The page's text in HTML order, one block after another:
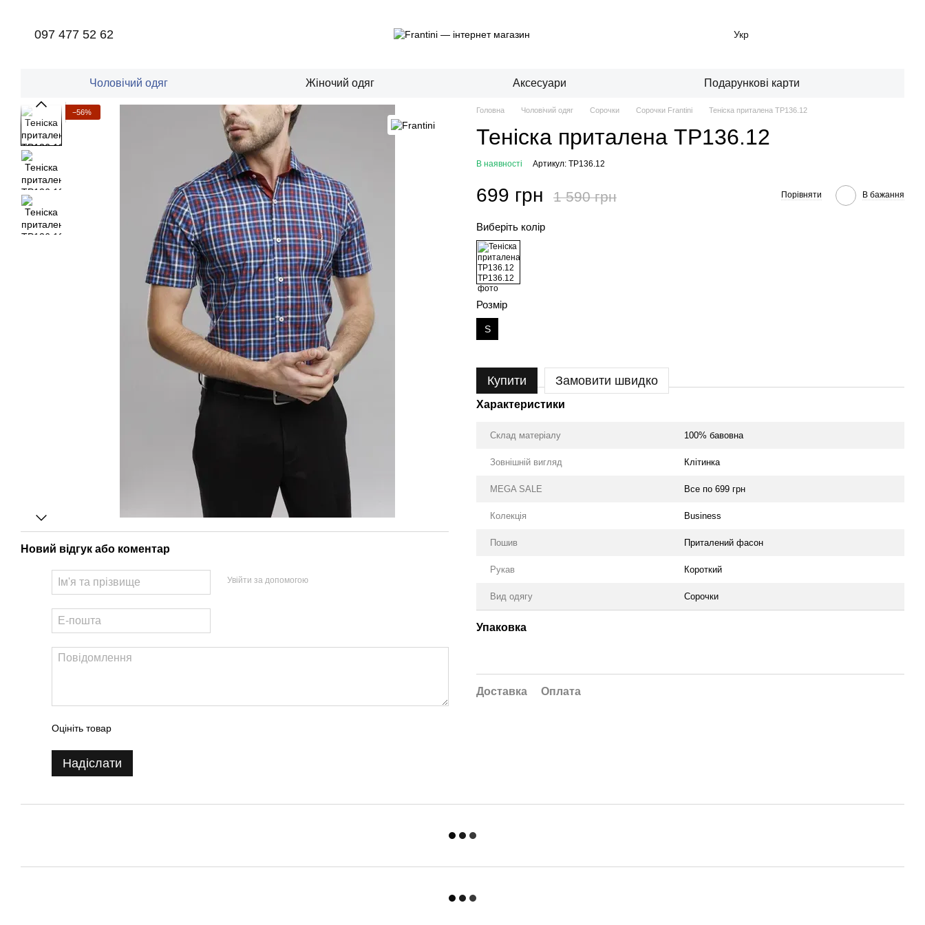
097 477 52 62 Укр
Чоловічий одяг Жіночий одяг Аксесуари Подарункові карти
−56%
Новий відгук або коментар
Увійти за допомогою
Оцініть товар
Надіслати
Головна Чоловічий одяг Сорочки Сорочки Frantini Теніска приталена TP136.12
Теніска приталена TP136.12
В наявності Артикул: TP136.12
699 грн 1 590 грн Порівняти В бажання
Виберіть колір
Розмір
S
Купити Замовити швидко
Характеристики
Склад матеріалу 100% бавовна
Зовнішній вигляд Клітинка
MEGA SALE Все по 699 грн
Колекція Business
Пошив Приталений фасон
Рукав Короткий
Вид одягу Сорочки
Упаковка
Доставка Оплата